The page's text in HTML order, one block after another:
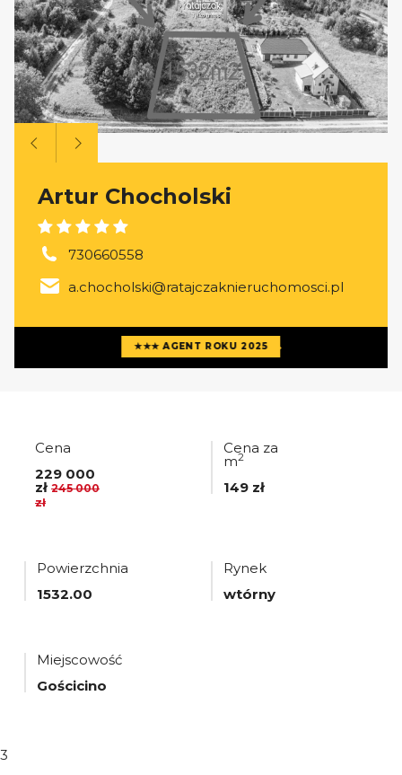
★★★ AGENT ROKU 2025
Artur Chocholski
730660558
a.chocholski@ratajczaknieruchomosci.pl
Więcej ofertagenta
Cena
229 000
zł 245 000
zł
Cena za
m2
149 zł
Powierzchnia
1532.00
Rynek
wtórny
Miejscowość
Gościcino
3